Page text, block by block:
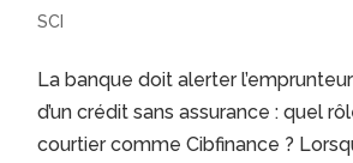
SCI
La banque doit alerter
d’un crédit sans assurance : quel
courtier comme Cibfinance ?